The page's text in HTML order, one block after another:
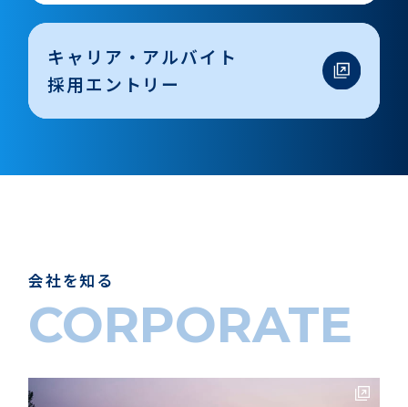
キャリア・アルバイト
採用エントリー
会社を知る
CORPORATE